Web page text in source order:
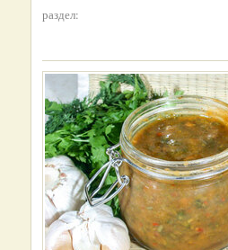
раздел: